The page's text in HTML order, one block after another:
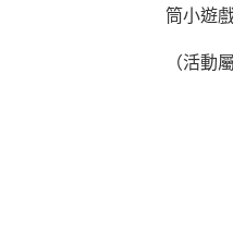
筒小遊
（活動